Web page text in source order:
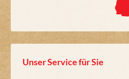
Unser Service für Sie